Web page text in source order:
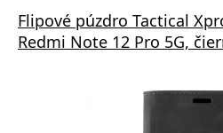
Flipové púzdro Tactical
Redmi Note 12 Pro 5G,